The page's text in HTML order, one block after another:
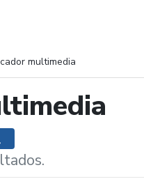
multimedia
opciones de búsqueda